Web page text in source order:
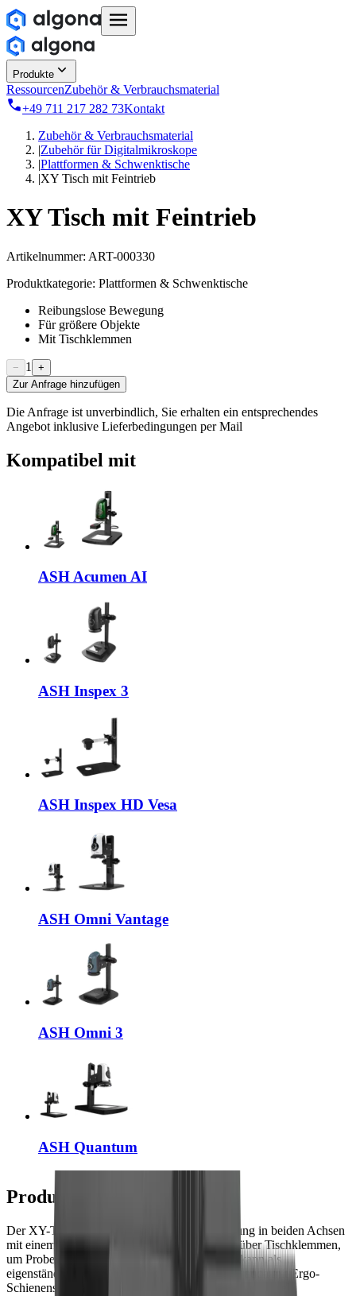
Produkte
RessourcenZubehör & Verbrauchsmaterial
+49 711 217 282 73Kontakt
Zubehör & Verbrauchsmaterial
|Zubehör für Digitalmikroskope
|Plattformen & Schwenktische
|XY Tisch mit Feintrieb
XY Tisch mit Feintrieb
Artikelnummer: ART-000330
Produktkategorie: Plattformen & Schwenktische
Reibungslose Bewegung
Für größere Objekte
Mit Tischklemmen
− 1
+
Zur Anfrage hinzufügen
Die Anfrage ist unverbindlich, Sie erhalten ein entsprechendes
Angebot inklusive Lieferbedingungen per Mail
Kompatibel mit
ASH Acumen AI
ASH Inspex 3
ASH Inspex HD Vesa
ASH Omni Vantage
ASH Omni 3
ASH Quantum
Produktbeschreibung
Der XY-Tisch bietet eine reibungslose Bewegung in beiden Achsen
mit einem Doppelsteuerungsknopf. Er verfügt über Tischklemmen,
um Proben oder Objekte sicher zu fixieren. Er kann als
eigenständiger Tisch verwendet werden und ist auch mit Ergo-
Schienenstativen und OMNI/Inspex-Stativen kompatibel.